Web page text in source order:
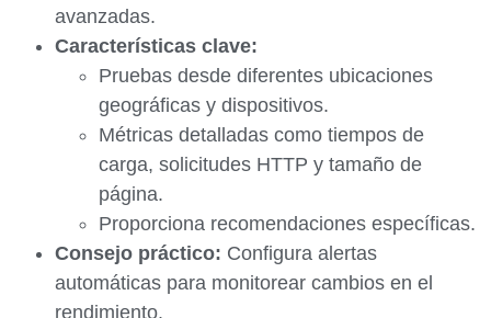
avanzadas.
Características clave:
Pruebas desde diferentes ubicaciones
geográficas y dispositivos.
Métricas detalladas como tiempos de
carga, solicitudes HTTP y tamaño de
página.
Proporciona recomendaciones específicas.
Consejo práctico: Configura alertas
automáticas para monitorear cambios en el
rendimiento.